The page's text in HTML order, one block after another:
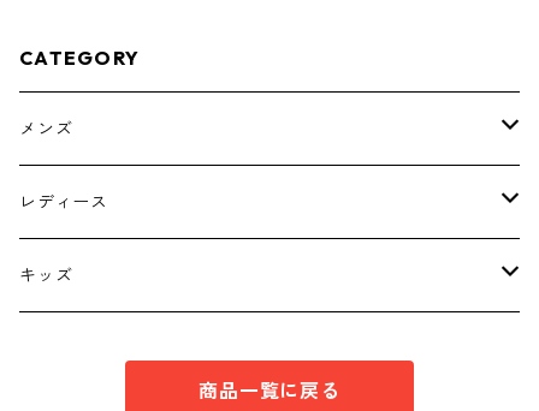
CATEGORY
メンズ
トップス
ボトムス
レディース
トップス
キッズ
商品一覧に戻る